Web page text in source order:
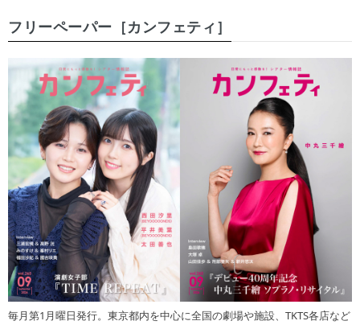
フリーペーパー［カンフェティ］
毎月第1月曜日発行。東京都内を中心に全国の劇場や施設、TKTS各店など